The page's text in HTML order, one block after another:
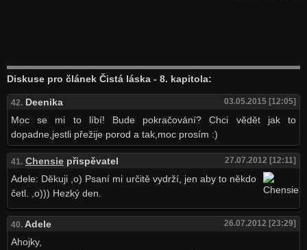
Diskuse pro článek Čistá láska - 8. kapitola:
42.Deenika 03.05.2015 [12:05]
Moc se mi to líbí! Bude pokračování? Chci vědět jak to
dopadne,jestli přežije porod a tak,moc prosím :)
41. Chensiepřispěvatel 27.07.2012 [12:11]
Adele: Děkuji ,o) Psaní mi určitě vydrží, jen aby to někdo
četl. ,o))) Hezký den.
40.Adele 26.07.2012 [23:29]
Ahojky,